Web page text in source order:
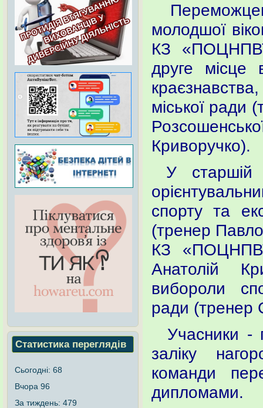
Статистика переглядів
Сьогодні: 68
Вчора 96
За тиждень: 479
молодшої
КЗ
друге місце
міської ради
Криворучко).
У старшій
спорту та
(тренер
КЗ
Анатолій
вибороли
ради (тренер
Учасники -
заліку
команди
дипломами.